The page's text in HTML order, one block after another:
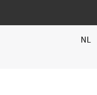
NL